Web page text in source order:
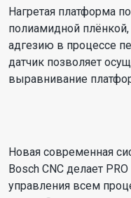
Нагретая платформа
полиамидной
адгезию в процессе
датчик позволяет
выравнивание
Новая современная
Bosch CNC делает
управления всем